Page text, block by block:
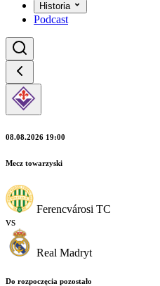
Historia
Podcast
08.08.2026 19:00
Mecz towarzyski
Ferencvárosi TC
vs
Real Madryt
Do rozpoczęcia pozostało